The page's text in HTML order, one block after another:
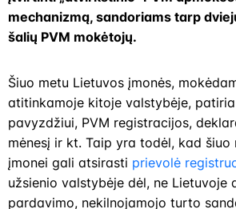
mechanizmą, sandoriams tarp
šalių PVM mokėtojų.
Šiuo metu Lietuvos įmonės,
atitinkamoje kitoje valstybėje,
pavyzdžiui, PVM registracijos,
mėnesį ir kt. Taip yra todėl, kad šiuo
įmonei gali atsirasti prievolė
užsienio valstybėje dėl, ne Lietuvoje
pardavimo, nekilnojamojo turto